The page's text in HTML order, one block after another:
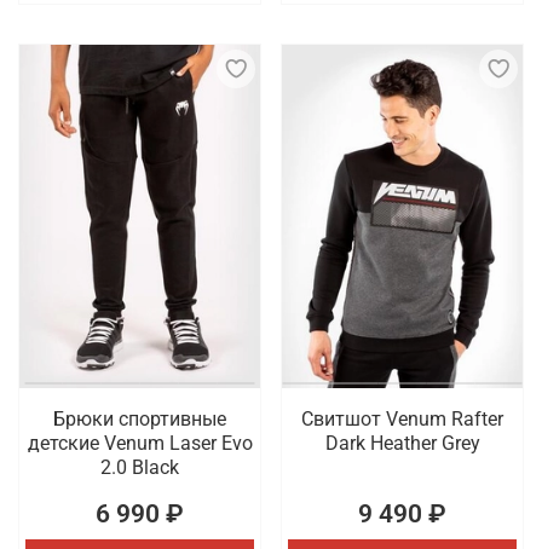
Брюки спортивные
детские Venum Laser Evo
2.0 Black
6 990 ₽
Свитшот Venum Rafter
Dark Heather Grey
9 490 ₽